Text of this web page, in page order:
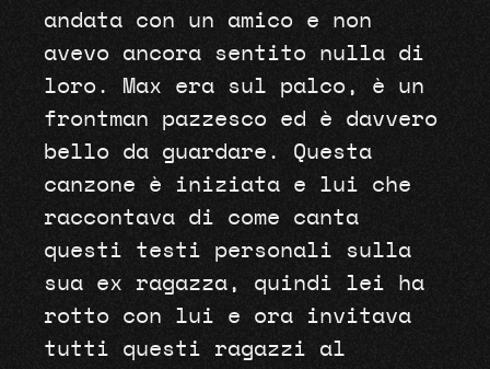
andata con un amico e non
avevo ancora sentito nulla di
loro. Max era sul palco, è un
frontman pazzesco ed è davvero
bello da guardare. Questa
canzone è iniziata e lui che
raccontava di come canta
questi testi personali sulla
sua ex ragazza, quindi lei ha
rotto con lui e ora invitava
tutti questi ragazzi al